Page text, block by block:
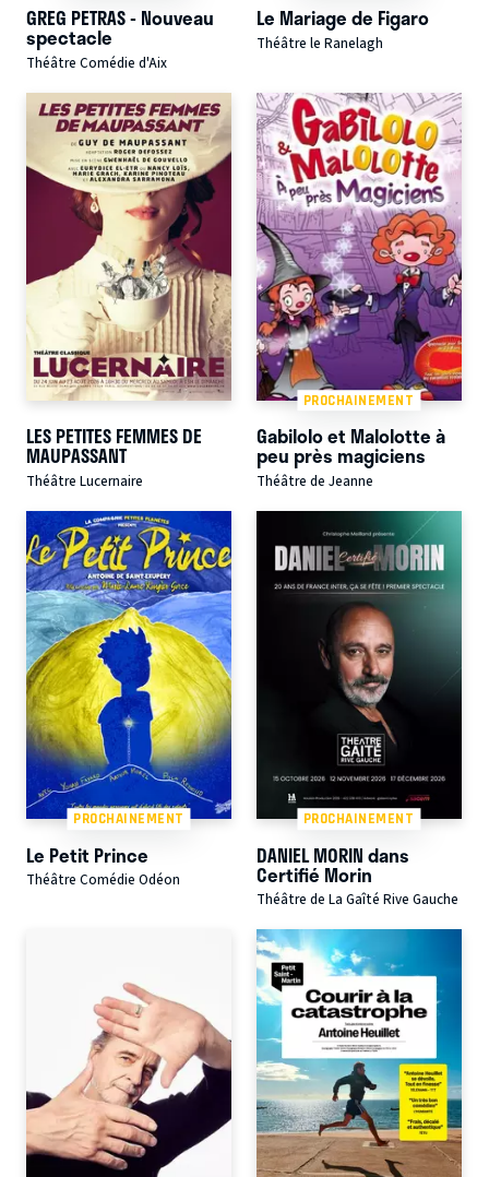
GREG PETRAS - Nouveau
spectacle
Théâtre Comédie d'Aix
Le Mariage de Figaro
Théâtre le Ranelagh
LES PETITES FEMMES DE
MAUPASSANT
Théâtre Lucernaire
PROCHAINEMENT
Gabilolo et Malolotte à
peu près magiciens
Théâtre de Jeanne
PROCHAINEMENT
Le Petit Prince
Théâtre Comédie Odéon
PROCHAINEMENT
DANIEL MORIN dans
Certifié Morin
Théâtre de La Gaîté Rive Gauche